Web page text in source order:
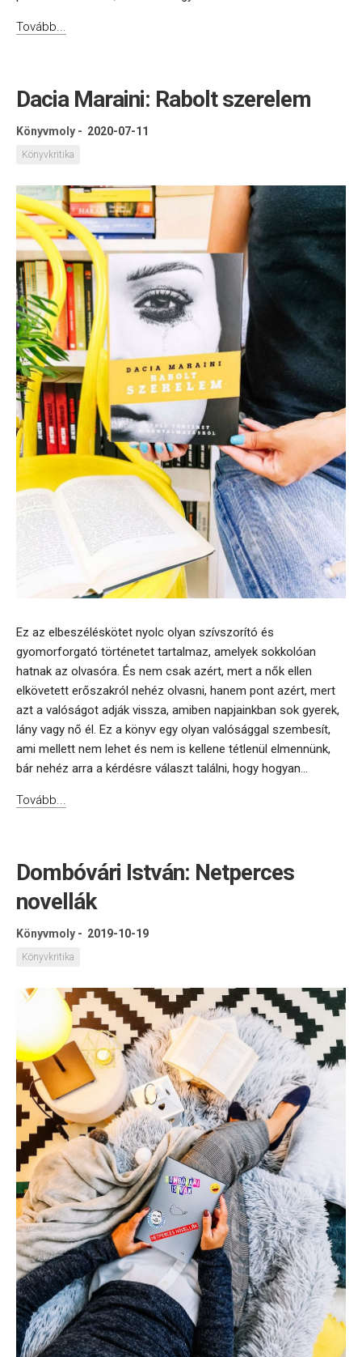
Tovább...
Dacia Maraini: Rabolt szerelem
Könyvmoly - 2020-07-11
Könyvkritika
Ez az elbeszéléskötet nyolc olyan szívszorító és
gyomorforgató történetet tartalmaz, amelyek sokkolóan
hatnak az olvasóra. És nem csak azért, mert a nők ellen
elkövetett erőszakról nehéz olvasni, hanem pont azért, mert
azt a valóságot adják vissza, amiben napjainkban sok gyerek,
lány vagy nő él. Ez a könyv egy olyan valósággal szembesít,
ami mellett nem lehet és nem is kellene tétlenül elmennünk,
bár nehéz arra a kérdésre választ találni, hogy hogyan...
Tovább...
Dombóvári István: Netperces
novellák
Könyvmoly - 2019-10-19
Könyvkritika